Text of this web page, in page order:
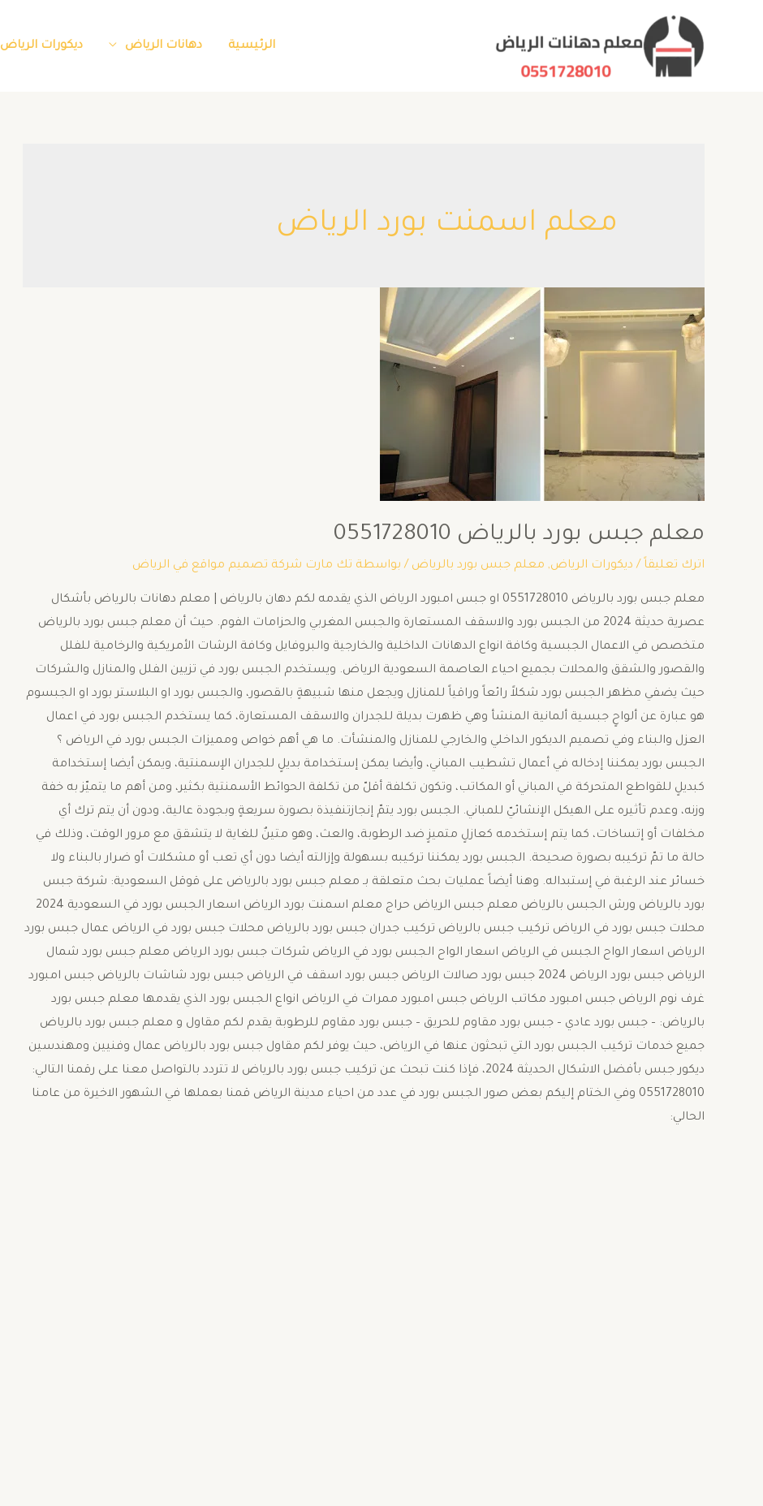
الرئيسية دهانات الرياض ديكورات الرياض
معلم اسمنت بورد الرياض
معلم جبس بورد بالرياض 0551728010
اترك تعليقاً / ديكورات الرياض, معلم جبس بورد بالرياض / بواسطة تك مارت شركة تصميم مواقع في الرياض
معلم جبس بورد بالرياض 0551728010 او جبس امبورد الرياض الذي يقدمه لكم دهان بالرياض | معلم دهانات بالرياض بأشكال
عصرية حديثة 2024 من الجبس بورد والاسقف المستعارة والجبس المغربي والحزامات الفوم. حيث أن معلم جبس بورد بالرياض
متخصص في الاعمال الجبسية وكافة انواع الدهانات الداخلية والخارجية والبروفايل وكافة الرشات الأمريكية والرخامية للفلل
والقصور والشقق والمحلات بجميع احياء العاصمة السعودية الرياض. ويستخدم الجبس بورد في تزيين الفلل والمنازل والشركات
حيث يضفي مظهر الجبس بورد شكلاً رائعاً وراقياً للمنازل ويجعل منها شبيهةٍ بالقصور، والجبس بورد او البلاستر بورد او الجبسوم
هو عبارة عن ألواحٍ جبسية ألمانية المنشأ وهي ظهرت بديلة للجدران والاسقف المستعارة، كما يستخدم الجبس بورد في اعمال
العزل والبناء وفي تصميم الديكور الداخلي والخارجي للمنازل والمنشأت. ما هي أهم خواص ومميزات الجبس بورد في الرياض ؟
الجبس بورد يمكننا إدخاله في أعمال تشطيب المباني، وأيضا يمكن إستخدامة بديلٍ للجدران الإسمنتية، ويمكن أيضا إستخدامة
كبديلٍ للقواطع المتحركة في المباني أو المكاتب، وتكون تكلفة أقلّ من تكلفة الحوائط الأسمنتية بكثير، ومن أهم ما يتميّز به خفة
وزنه، وعدم تأثيره على الهيكل الإنشائيّ للمباني. الجبس بورد يتمّ إنجازتنفيذة بصورة سريعةٍ وبجودة عالية، ودون أن يتم ترك أي
مخلفات أو إتساخات، كما يتم إستخدمه كعازلٍ متميزٍ ضد الرطوبة، والعث، وهو متينٌ للغاية لا يتشقق مع مرور الوقت، وذلك في
حالة ما تمّ تركيبه بصورة صحيحة. الجبس بورد يمكننا تركيبه بسهولة وإزالته أيضا دون أي تعب أو مشكلات أو ضرار بالبناء ولا
خسائر عند الرغبة في إستبداله. وهنا أيضاً عمليات بحث متعلقة بـ معلم جبس بورد بالرياض على قوقل السعودية: شركة جبس
بورد بالرياض ورش الجبس بالرياض معلم جبس الرياض حراج معلم اسمنت بورد الرياض اسعار الجبس بورد في السعودية 2024
محلات جبس بورد في الرياض تركيب جبس بالرياض تركيب جدران جبس بورد بالرياض محلات جبس بورد في الرياض عمال جبس بورد
الرياض اسعار الواح الجبس في الرياض اسعار الواح الجبس بورد في الرياض شركات جبس بورد الرياض معلم جبس بورد شمال
الرياض جبس بورد الرياض 2024 جبس بورد صالات الرياض جبس بورد اسقف في الرياض جبس بورد شاشات بالرياض جبس امبورد
غرف نوم الرياض جبس امبورد مكاتب الرياض جبس امبورد ممرات في الرياض انواع الجبس بورد الذي يقدمها معلم جبس بورد
بالرياض: – جبس بورد عادي – جبس بورد مقاوم للحريق – جبس بورد مقاوم للرطوبة يقدم لكم مقاول و معلم جبس بورد بالرياض
جميع خدمات تركيب الجبس بورد التي تبحثون عنها في الرياض، حيث يوفر لكم مقاول جبس بورد بالرياض عمال وفنيين ومهندسين
ديكور جبس بأفضل الاشكال الحديثة 2024، فإذا كنت تبحث عن تركيب جبس بورد بالرياض لا تتردد بالتواصل معنا على رقمنا التالي:
0551728010 وفي الختام إليكم بعض صور الجبس بورد في عدد من احياء مدينة الرياض قمنا بعملها في الشهور الاخيرة من عامنا
الحالي: